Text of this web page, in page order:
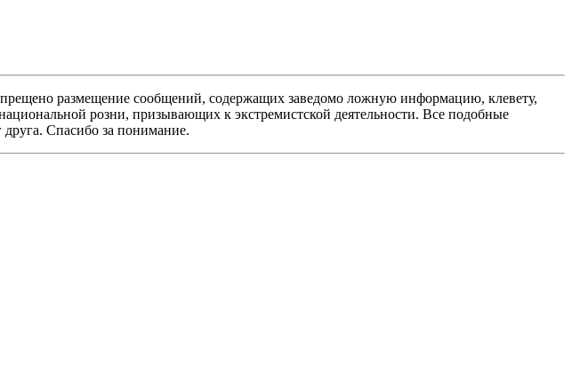
размещение сообщений, содержащих заведомо ложную информацию, клевету,
розни, призывающих к экстремистской деятельности. Все подобные
друга. Спасибо за понимание.